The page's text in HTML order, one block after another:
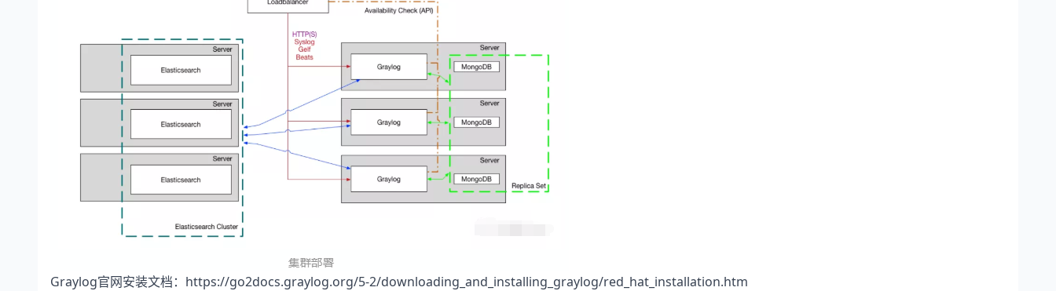
Graylog官网安装文档： https://go2docs.graylog.org/5-2/downloading_and_installing_graylog/red_hat_installation.htm